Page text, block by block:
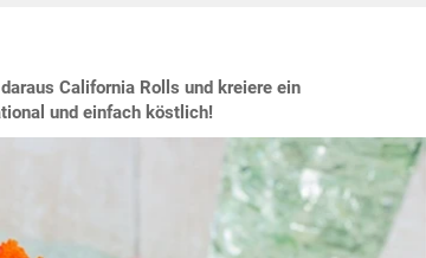
California Rolls und kreiere ein
und einfach köstlich!